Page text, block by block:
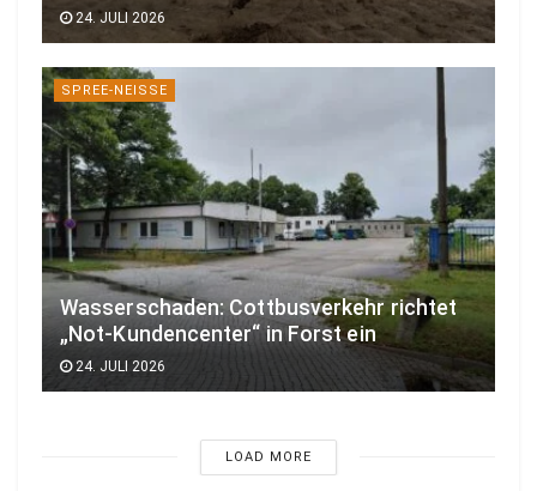
24. JULI 2026
SPREE-NEISSE
Wasserschaden: Cottbusverkehr richtet
„Not-Kundencenter“ in Forst ein
24. JULI 2026
LOAD MORE